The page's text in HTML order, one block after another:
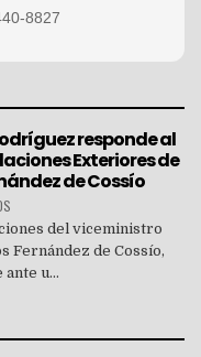
8827
responde al
Exteriores de
de Cossío
del viceministro
Fernández de Cossío,
u...